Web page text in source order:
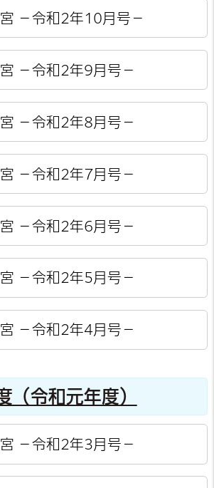
－令和2年10月号－
－令和2年9月号－
－令和2年8月号－
－令和2年7月号－
－令和2年6月号－
－令和2年5月号－
－令和2年4月号－
（令和元年度）
－令和2年3月号－